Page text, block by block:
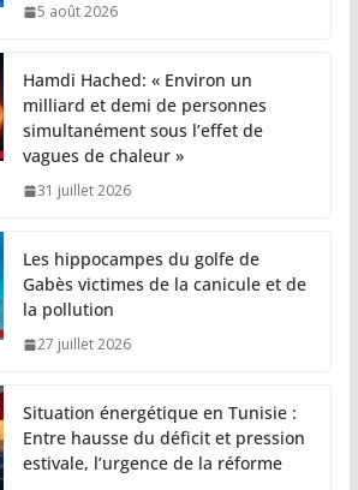
5 août 2026
Hamdi Hached: « Environ un
milliard et demi de personnes
simultanément sous l’effet de
vagues de chaleur »
31 juillet 2026
Les hippocampes du golfe de
Gabès victimes de la canicule et de
la pollution
27 juillet 2026
Situation énergétique en Tunisie :
Entre hausse du déficit et pression
estivale, l’urgence de la réforme